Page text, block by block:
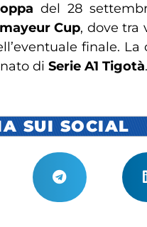
del 28
Cup, dove tra
finale.
di Serie A1 Tigotà.
SUI SOCIAL